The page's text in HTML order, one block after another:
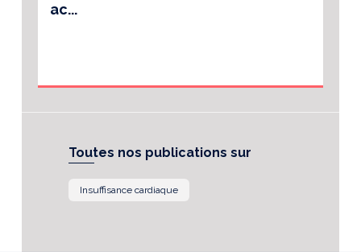
ac...
Toutes nos publications sur
Insuffisance cardiaque